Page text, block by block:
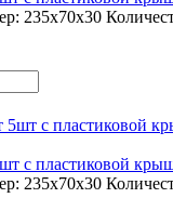
235х70х30
с пластиковой
235х70х30